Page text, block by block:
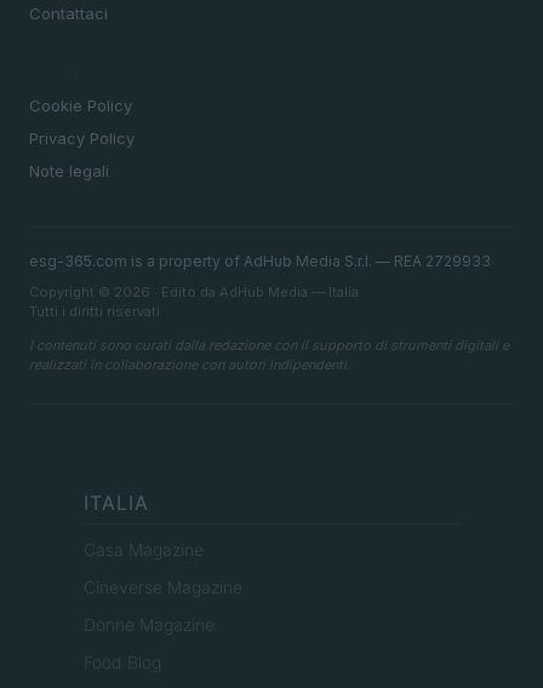
Contattaci
Cookie Policy
Privacy Policy
Note legali
esg-365.com is a property of AdHub Media S.r.l. — REA 2729933
Copyright © 2026 · Edito da AdHub Media — Italia
Tutti i diritti riservati
I contenuti sono curati dalla redazione con il supporto di strumenti digitali e
realizzati in collaborazione con autori indipendenti.
ITALIA
Casa Magazine
Cineverse Magazine
Donne Magazine
Food Blog